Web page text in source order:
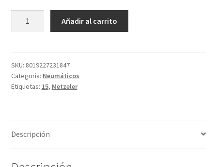
Ultra
170/80
B
(trasero)
Añadir al carrito
SKU: 8019227231847
Categoría: Neumáticos
Etiquetas: 15, Metzeler
Descripción